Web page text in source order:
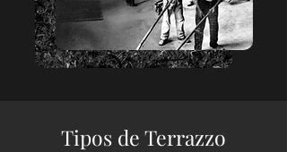
Tipos de Terrazzo